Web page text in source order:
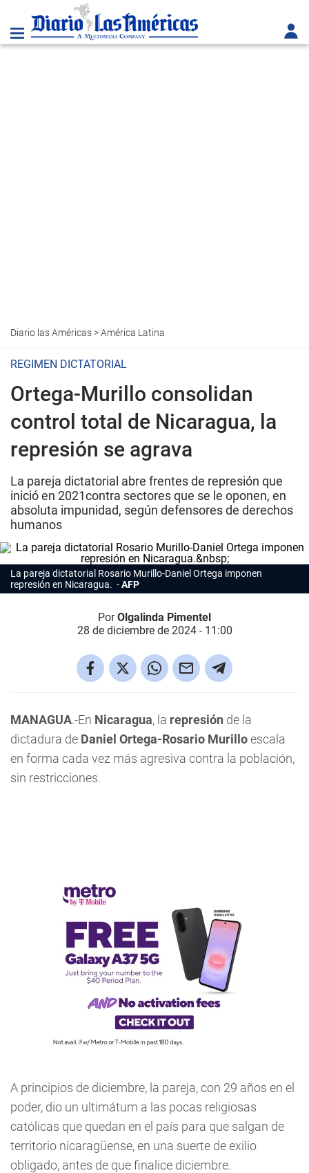
Diario las Américas>América Latina
REGIMEN DICTATORIAL
Ortega-Murillo consolidan
control total de Nicaragua, la
represión se agrava
La pareja dictatorial abre frentes de represión que
inició en 2021contra sectores que se le oponen, en
absoluta impunidad, según defensores de derechos
humanos
La pareja dictatorial Rosario Murillo-Daniel Ortega imponen
represión en Nicaragua.
AFP
PorOlgalinda Pimentel
28 de diciembre de 2024 - 11:00
MANAGUA.-En Nicaragua, la represión de la
dictadura de Daniel Ortega-Rosario Murilloescala
en forma cada vez más agresiva contra la población,
sin restricciones.
A principios de diciembre, la pareja, con 29 años en el
poder, dio un ultimátum a las pocas religiosas
católicas que quedan en el país para que salgan de
territorio nicaragüense, en una suerte de exilio
obligado, antes de que finalice diciembre.